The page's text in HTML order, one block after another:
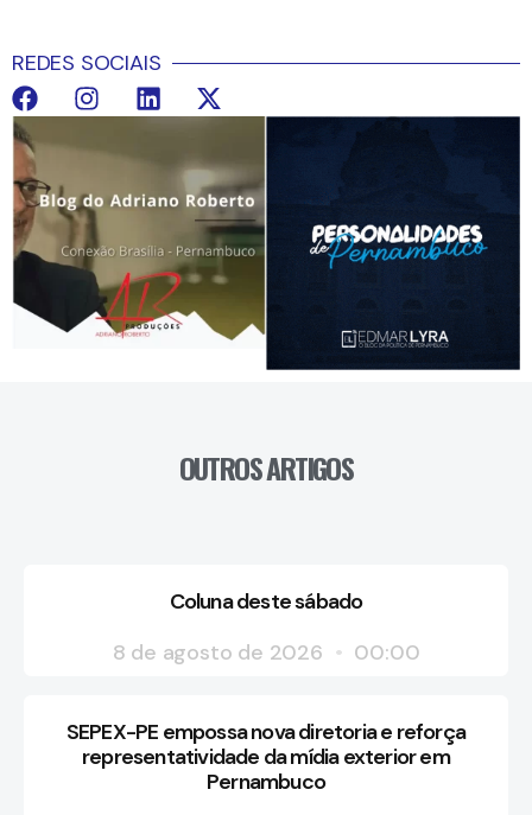
REDES SOCIAIS
OUTROS ARTIGOS
Coluna deste sábado
8 de agosto de 2026
00:00
SEPEX-PE empossa nova diretoria e reforça
representatividade da mídia exterior em
Pernambuco